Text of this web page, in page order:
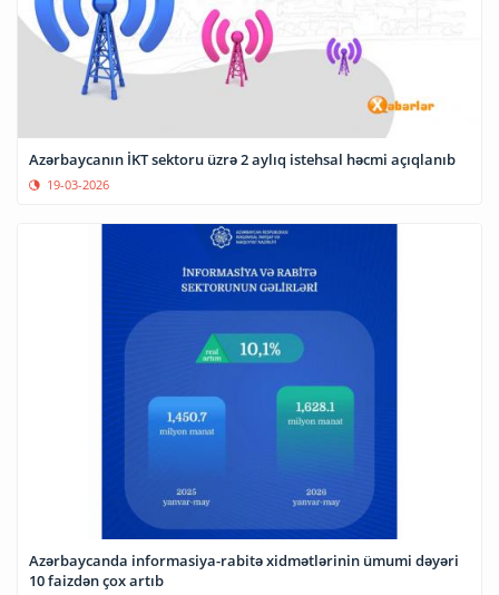
Azərbaycanın İKT sektoru üzrə 2 aylıq istehsal həcmi açıqlanıb
19-03-2026
Azərbaycanda informasiya-rabitə xidmətlərinin ümumi dəyəri
10 faizdən çox artıb